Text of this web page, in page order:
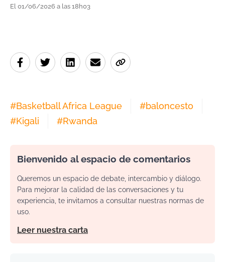
El 01/06/2026 a las 18h03
#Basketball Africa League #baloncesto
#Kigali #Rwanda
Bienvenido al espacio de comentarios
Queremos un espacio de debate, intercambio y diálogo.
Para mejorar la calidad de las conversaciones y tu
experiencia, te invitamos a consultar nuestras normas de
uso.
Leer nuestra carta